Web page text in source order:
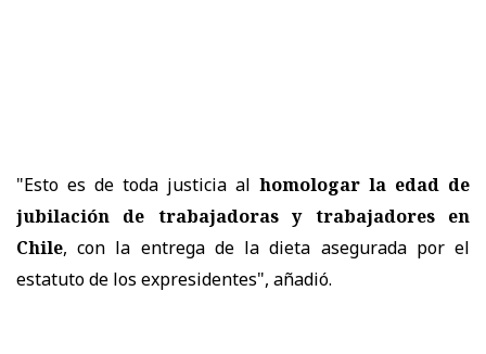
"Esto es de toda justicia al homologar la edad de
jubilación de trabajadoras y trabajadores en
Chile, con la entrega de la dieta asegurada por el
estatuto de los expresidentes", añadió.